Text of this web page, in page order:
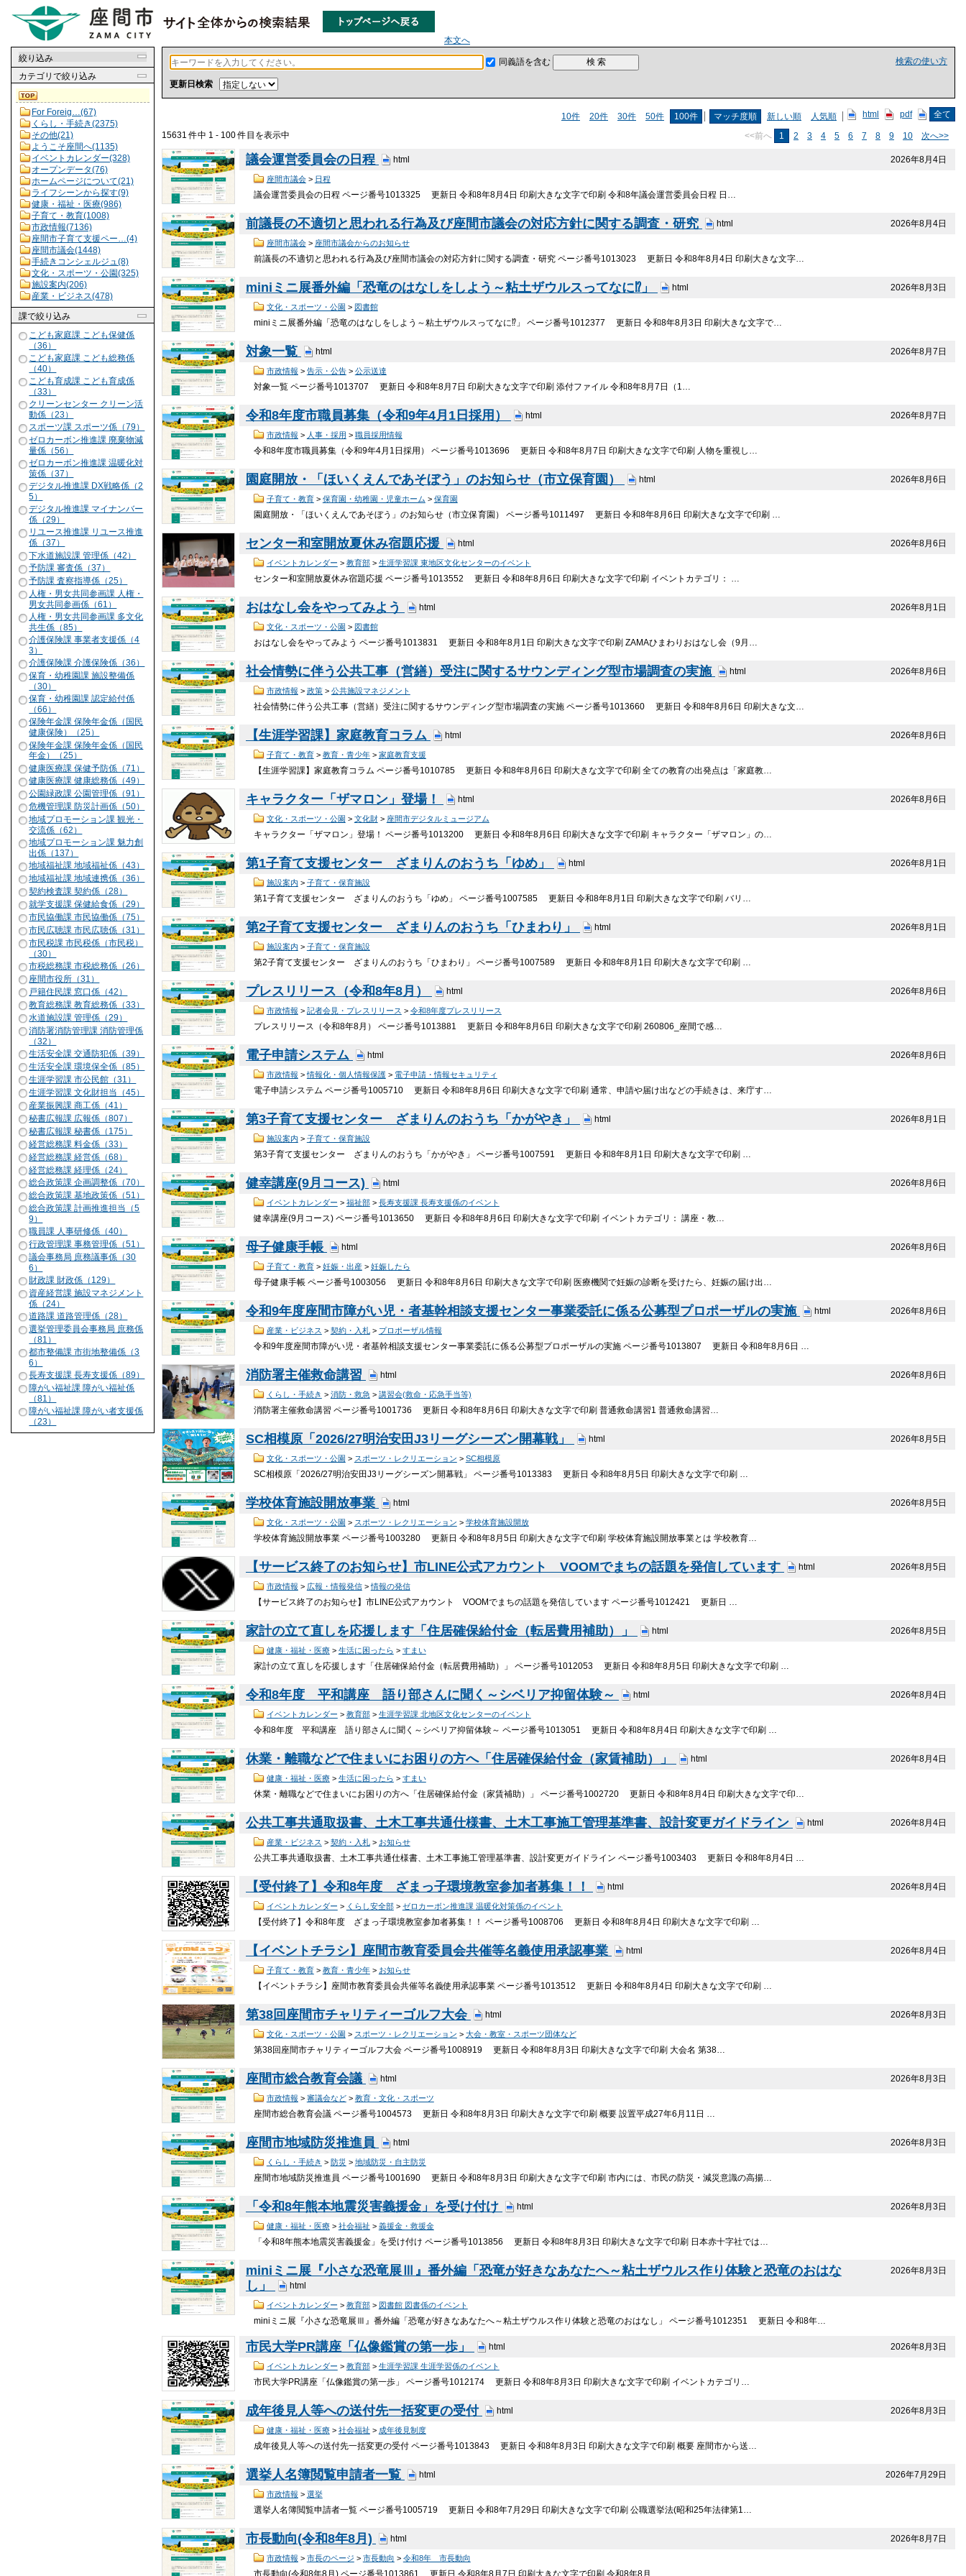
本文へ
絞り込み
カテゴリ で絞り込み
For Foreig…(67)
くらし・手続き(2375)
その他(21)
ようこそ座間へ(1135)
イベントカレンダー(328)
オープンデータ(76)
ホームページについて(21)
ライフシーンから探す(9)
健康・福祉・医療(986)
子育て・教育(1008)
市政情報(7136)
座間市子育て支援ペー…(4)
座間市議会(1448)
手続きコンシェルジュ(8)
文化・スポーツ・公園(325)
施設案内(206)
産業・ビジネス(478)
課で絞り込み
こども家庭課 こども保健係
（36）
こども家庭課 こども総務係
（40）
こども育成課 こども育成係
（33）
クリーンセンター クリーン活
動係（23）
スポーツ課 スポーツ係（79）
ゼロカーボン推進課 廃棄物減
量係（56）
ゼロカーボン推進課 温暖化対
策係（37）
デジタル推進課 DX戦略係（2
5）
デジタル推進課 マイナンバー
係（29）
リユース推進課 リユース推進
係（37）
下水道施設課 管理係（42）
予防課 審査係（37）
予防課 査察指導係（25）
人権・男女共同参画課 人権・
男女共同参画係（61）
人権・男女共同参画課 多文化
共生係（85）
介護保険課 事業者支援係（4
3）
介護保険課 介護保険係（36）
保育・幼稚園課 施設整備係
（30）
保育・幼稚園課 認定給付係
（66）
保険年金課 保険年金係（国民
健康保険）（25）
保険年金課 保険年金係（国民
年金）（25）
健康医療課 保健予防係（71）
健康医療課 健康総務係（49）
公園緑政課 公園管理係（91）
危機管理課 防災計画係（50）
地域プロモーション課 観光・
交流係（62）
地域プロモーション課 魅力創
出係（137）
地域福祉課 地域福祉係（43）
地域福祉課 地域連携係（36）
契約検査課 契約係（28）
就学支援課 保健給食係（29）
市民協働課 市民協働係（75）
市民広聴課 市民広聴係（31）
市民税課 市民税係（市民税）
（30）
市税総務課 市税総務係（26）
座間市役所（31）
戸籍住民課 窓口係（42）
教育総務課 教育総務係（33）
水道施設課 管理係（29）
消防署消防管理課 消防管理係
（32）
生活安全課 交通防犯係（39）
生活安全課 環境保全係（85）
生涯学習課 市公民館（31）
生涯学習課 文化財担当（45）
産業振興課 商工係（41）
秘書広報課 広報係（807）
秘書広報課 秘書係（175）
経営総務課 料金係（33）
経営総務課 経営係（68）
経営総務課 経理係（24）
総合政策課 企画調整係（70）
総合政策課 基地政策係（51）
総合政策課 計画推進担当（5
9）
職員課 人事研修係（40）
行政管理課 事務管理係（51）
議会事務局 庶務議事係（30
6）
財政課 財政係（129）
資産経営課 施設マネジメント
係（24）
道路課 道路管理係（28）
選挙管理委員会事務局 庶務係
（81）
都市整備課 市街地整備係（3
6）
長寿支援課 長寿支援係（89）
障がい福祉課 障がい福祉係
（81）
障がい福祉課 障がい者支援係
（23）
検索の使い方
同義語を含む
更新日検索
10件 20件 30件 50件 100件 マッチ度順 新しい順 人気順 html pdf 全て
15631 件中 1 - 100 件目を表示中 <<前へ 1 2 3 4 5 6 7 8 9 10 次へ>>
2026年8月4日
議会運営委員会の日程 html
座間市議会> 日程
議会運営委員会の日程 ページ番号1013325 更新日 令和8年8月4日 印刷大きな文字で印刷 令和8年議会運営委員会日程 日…
2026年8月4日
前議長の不適切と思われる行為及び座間市議会の対応方針に関する調査・研究 html
座間市議会> 座間市議会からのお知らせ
前議長の不適切と思われる行為及び座間市議会の対応方針に関する調査・研究 ページ番号1013023 更新日 令和8年8月4日 印刷大きな文字…
2026年8月3日
miniミニ展番外編「恐竜のはなしをしよう～粘土ザウルスってなに⁉」 html
文化・スポーツ・公園 > 図書館
miniミニ展番外編「恐竜のはなしをしよう～粘土ザウルスってなに⁉」 ページ番号1012377 更新日 令和8年8月3日 印刷大きな文字で…
2026年8月7日
対象一覧 html
市政情報 > 告示・公告> 公示送達
対象一覧 ページ番号1013707 更新日 令和8年8月7日 印刷大きな文字で印刷 添付ファイル 令和8年8月7日（1…
2026年8月7日
令和8年度市職員募集（令和9年4月1日採用） html
市政情報 > 人事・採用 > 職員採用情報
令和8年度市職員募集（令和9年4月1日採用） ページ番号1013696 更新日 令和8年8月7日 印刷大きな文字で印刷 人物を重視し…
2026年8月6日
園庭開放・「ほいくえんであそぼう」のお知らせ（市立保育園） html
子育て・教育> 保育園・幼稚園・児童ホーム > 保育園
園庭開放・「ほいくえんであそぼう」のお知らせ（市立保育園） ページ番号1011497 更新日 令和8年8月6日 印刷大きな文字で印刷 …
2026年8月6日
センター和室開放夏休み宿題応援 html
イベントカレンダー > 教育部> 生涯学習課 東地区文化センターのイベント
センター和室開放夏休み宿題応援 ページ番号1013552 更新日 令和8年8月6日 印刷大きな文字で印刷 イベントカテゴリ： …
2026年8月1日
おはなし会をやってみよう html
文化・スポーツ・公園 > 図書館
おはなし会をやってみよう ページ番号1013831 更新日 令和8年8月1日 印刷大きな文字で印刷 ZAMAひまわりおはなし会（9月…
2026年8月6日
社会情勢に伴う公共工事（営繕）受注に関するサウンディング型市場調査の実施 html
市政情報 > 政策> 公共施設マネジメント
社会情勢に伴う公共工事（営繕）受注に関するサウンディング型市場調査の実施 ページ番号1013660 更新日 令和8年8月6日 印刷大きな文…
2026年8月6日
【生涯学習課】家庭教育コラム html
子育て・教育> 教育・青少年> 家庭教育支援
【生涯学習課】家庭教育コラム ページ番号1010785 更新日 令和8年8月6日 印刷大きな文字で印刷 全ての教育の出発点は「家庭教…
2026年8月6日
キャラクター「ザマロン」登場！ html
文化・スポーツ・公園 > 文化財> 座間市デジタルミュージアム
キャラクター「ザマロン」登場！ ページ番号1013200 更新日 令和8年8月6日 印刷大きな文字で印刷 キャラクター「ザマロン」の…
2026年8月1日
第1子育て支援センター ざまりんのおうち「ゆめ」 html
施設案内 > 子育て・保育施設
第1子育て支援センター ざまりんのおうち「ゆめ」 ページ番号1007585 更新日 令和8年8月1日 印刷大きな文字で印刷 バリ…
2026年8月1日
第2子育て支援センター ざまりんのおうち「ひまわり」 html
施設案内 > 子育て・保育施設
第2子育て支援センター ざまりんのおうち「ひまわり」 ページ番号1007589 更新日 令和8年8月1日 印刷大きな文字で印刷 …
2026年8月6日
プレスリリース（令和8年8月） html
市政情報 > 記者会見・プレスリリース > 令和8年度プレスリリース
プレスリリース（令和8年8月） ページ番号1013881 更新日 令和8年8月6日 印刷大きな文字で印刷 260806_座間で感…
2026年8月6日
電子申請システム html
市政情報 >情報化・個人情報保護> 電子申請・情報セキュリティ
電子申請システム ページ番号1005710 更新日 令和8年8月6日 印刷大きな文字で印刷 通常、申請や届け出などの手続きは、来庁す…
2026年8月1日
第3子育て支援センター ざまりんのおうち「かがやき」 html
施設案内 > 子育て・保育施設
第3子育て支援センター ざまりんのおうち「かがやき」 ページ番号1007591 更新日 令和8年8月1日 印刷大きな文字で印刷 …
2026年8月6日
健幸講座(9月コース) html
イベントカレンダー > 福祉部> 長寿支援課 長寿支援係のイベント
健幸講座(9月コース) ページ番号1013650 更新日 令和8年8月6日 印刷大きな文字で印刷 イベントカテゴリ： 講座・教…
2026年8月6日
母子健康手帳 html
子育て・教育> 妊娠・出産> 妊娠したら
母子健康手帳 ページ番号1003056 更新日 令和8年8月6日 印刷大きな文字で印刷 医療機関で妊娠の診断を受けたら、妊娠の届け出…
2026年8月6日
令和9年度座間市障がい児・者基幹相談支援センター事業委託に係る公募型プロポーザルの実施 html
産業・ビジネス > 契約・入札> プロポーザル情報
令和9年度座間市障がい児・者基幹相談支援センター事業委託に係る公募型プロポーザルの実施 ページ番号1013807 更新日 令和8年8月6日 …
2026年8月6日
消防署主催救命講習 html
くらし・手続き > 消防・救急 > 講習会(救命・応急手当等)
消防署主催救命講習 ページ番号1001736 更新日 令和8年8月6日 印刷大きな文字で印刷 普通救命講習1 普通救命講習…
2026年8月5日
SC相模原「2026/27明治安田J3リーグシーズン開幕戦」 html
文化・スポーツ・公園 > スポーツ・レクリエーション > SC相模原
SC相模原「2026/27明治安田J3リーグシーズン開幕戦」 ページ番号1013383 更新日 令和8年8月5日 印刷大きな文字で印刷 …
2026年8月5日
学校体育施設開放事業 html
文化・スポーツ・公園 > スポーツ・レクリエーション > 学校体育施設開放
学校体育施設開放事業 ページ番号1003280 更新日 令和8年8月5日 印刷大きな文字で印刷 学校体育施設開放事業とは 学校教育…
2026年8月5日
【サービス終了のお知らせ】市LINE公式アカウント VOOMでまちの話題を発信しています html
市政情報 > 広報・情報発信>情報の発信
【サービス終了のお知らせ】市LINE公式アカウント VOOMでまちの話題を発信しています ページ番号1012421 更新日 …
2026年8月5日
家計の立て直しを応援します「住居確保給付金（転居費用補助）」 html
健康・福祉・医療> 生活に困ったら > すまい
家計の立て直しを応援します「住居確保給付金（転居費用補助）」 ページ番号1012053 更新日 令和8年8月5日 印刷大きな文字で印刷 …
2026年8月4日
令和8年度 平和講座 語り部さんに聞く～シベリア抑留体験～ html
イベントカレンダー > 教育部> 生涯学習課 北地区文化センターのイベント
令和8年度 平和講座 語り部さんに聞く～シベリア抑留体験～ ページ番号1013051 更新日 令和8年8月4日 印刷大きな文字で印刷 …
2026年8月4日
休業・離職などで住まいにお困りの方へ「住居確保給付金（家賃補助）」 html
健康・福祉・医療> 生活に困ったら > すまい
休業・離職などで住まいにお困りの方へ「住居確保給付金（家賃補助）」 ページ番号1002720 更新日 令和8年8月4日 印刷大きな文字で印…
2026年8月4日
公共工事共通取扱書、土木工事共通仕様書、土木工事施工管理基準書、設計変更ガイドライン html
産業・ビジネス > 契約・入札> お知らせ
公共工事共通取扱書、土木工事共通仕様書、土木工事施工管理基準書、設計変更ガイドライン ページ番号1003403 更新日 令和8年8月4日 …
2026年8月4日
【受付終了】令和8年度 ざまっ子環境教室参加者募集！！ html
イベントカレンダー > くらし安全部> ゼロカーボン推進課 温暖化対策係のイベント
【受付終了】令和8年度 ざまっ子環境教室参加者募集！！ ページ番号1008706 更新日 令和8年8月4日 印刷大きな文字で印刷 …
2026年8月4日
【イベントチラシ】座間市教育委員会共催等名義使用承認事業 html
子育て・教育> 教育・青少年> お知らせ
【イベントチラシ】座間市教育委員会共催等名義使用承認事業 ページ番号1013512 更新日 令和8年8月4日 印刷大きな文字で印刷 …
2026年8月3日
第38回座間市チャリティーゴルフ大会 html
文化・スポーツ・公園 > スポーツ・レクリエーション > 大会・教室・スポーツ団体など
第38回座間市チャリティーゴルフ大会 ページ番号1008919 更新日 令和8年8月3日 印刷大きな文字で印刷 大会名 第38…
2026年8月3日
座間市総合教育会議 html
市政情報 > 審議会など> 教育・文化・スポーツ
座間市総合教育会議 ページ番号1004573 更新日 令和8年8月3日 印刷大きな文字で印刷 概要 設置平成27年6月11日 …
2026年8月3日
座間市地域防災推進員 html
くらし・手続き > 防災 > 地域防災・自主防災
座間市地域防災推進員 ページ番号1001690 更新日 令和8年8月3日 印刷大きな文字で印刷 市内には、市民の防災・減災意識の高揚…
2026年8月3日
「令和8年熊本地震災害義援金」を受け付け html
健康・福祉・医療> 社会福祉 > 義援金・救援金
「令和8年熊本地震災害義援金」を受け付け ページ番号1013856 更新日 令和8年8月3日 印刷大きな文字で印刷 日本赤十字社では…
2026年8月3日
miniミニ展『小さな恐竜展Ⅲ』番外編「恐竜が好きなあなたへ～粘土ザウルス作り体験と恐竜のおはな
し」
html
イベントカレンダー > 教育部> 図書館 図書係のイベント
miniミニ展『小さな恐竜展Ⅲ』番外編「恐竜が好きなあなたへ～粘土ザウルス作り体験と恐竜のおはなし」 ページ番号1012351 更新日 令和8年…
2026年8月3日
市民大学PR講座「仏像鑑賞の第一歩」 html
イベントカレンダー > 教育部> 生涯学習課 生涯学習係のイベント
市民大学PR講座「仏像鑑賞の第一歩」 ページ番号1012174 更新日 令和8年8月3日 印刷大きな文字で印刷 イベントカテゴリ…
2026年8月3日
成年後見人等への送付先一括変更の受付 html
健康・福祉・医療> 社会福祉 > 成年後見制度
成年後見人等への送付先一括変更の受付 ページ番号1013843 更新日 令和8年8月3日 印刷大きな文字で印刷 概要 座間市から送…
2026年7月29日
選挙人名簿閲覧申請者一覧 html
市政情報 > 選挙
選挙人名簿閲覧申請者一覧 ページ番号1005719 更新日 令和8年7月29日 印刷大きな文字で印刷 公職選挙法(昭和25年法律第1…
2026年8月7日
市長動向(令和8年8月) html
市政情報 > 市長のページ > 市長動向 > 令和8年 市長動向
市長動向(令和8年8月) ページ番号1013861 更新日 令和8年8月7日 印刷大きな文字で印刷 令和8年8月 …